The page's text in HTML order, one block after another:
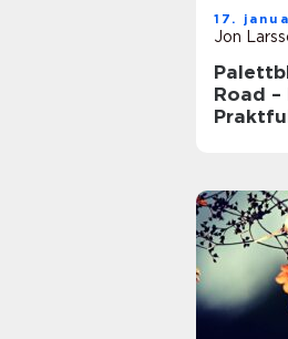
17.
Jon
Road –